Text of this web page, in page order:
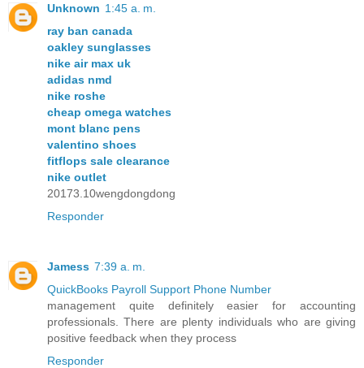
Unknown 1:45 a. m.
ray ban canada
oakley sunglasses
nike air max uk
adidas nmd
nike roshe
cheap omega watches
mont blanc pens
valentino shoes
fitflops sale clearance
nike outlet
20173.10wengdongdong
Responder
Jamess 7:39 a. m.
QuickBooks Payroll Support Phone Number
management quite definitely easier for accounting
professionals. There are plenty individuals who are giving
positive feedback when they process
Responder